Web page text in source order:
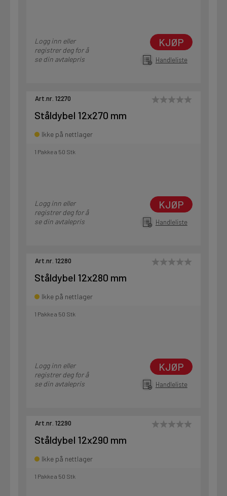
Logg inn eller
registrer deg for å
se din avtalepris
KJØP
Handleliste
Art.nr. 12270
Ståldybel 12x270 mm
Ikke på nettlager
1 Pakke a 50 Stk
Logg inn eller
registrer deg for å
se din avtalepris
KJØP
Handleliste
Art.nr. 12280
Ståldybel 12x280 mm
Ikke på nettlager
1 Pakke a 50 Stk
Logg inn eller
registrer deg for å
se din avtalepris
KJØP
Handleliste
Art.nr. 12290
Ståldybel 12x290 mm
Ikke på nettlager
1 Pakke a 50 Stk